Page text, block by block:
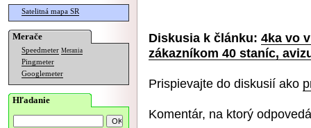
Satelitná mapa SR
Merače
Speedmeter Merania
Pingmeter
Googlemeter
Hľadanie
Diskusia k článku: 4ka vo
zákazníkom 40 staníc,
Prispievajte do diskusií ako
Komentár, na ktorý